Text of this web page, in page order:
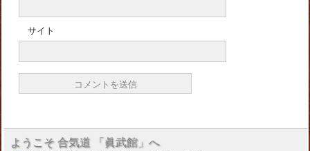
サイト
ようこそ 合気道 「眞武館」へ